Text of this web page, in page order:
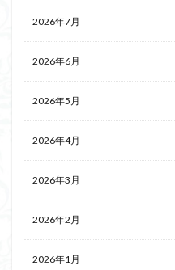
2026年7月
2026年6月
2026年5月
2026年4月
2026年3月
2026年2月
2026年1月